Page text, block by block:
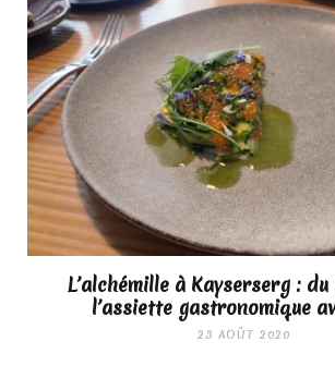
L’alchémille à Kayserserg :
l’assiette gastronomique
23 AOÛT 2020